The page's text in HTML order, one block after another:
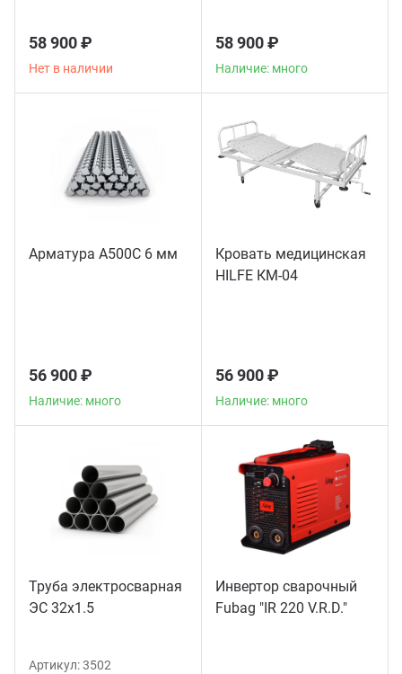
58 900 ₽
Нет в наличии
58 900 ₽
Наличие: много
Арматура А500С 6 мм
56 900 ₽
Наличие: много
Кровать медицинская
HILFE КМ-04
56 900 ₽
Наличие: много
Труба электросварная
ЭС 32x1.5
Артикул:3502
Инвертор сварочный
Fubag "IR 220 V.R.D."